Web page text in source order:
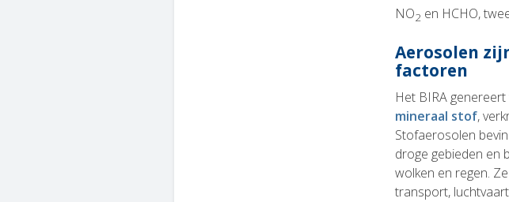
NO2 en HCHO,
Aerosolen
factoren
Het BIRA
mineraal stof,
Stofaerosolen
droge gebieden en
wolken en regen.
transport,